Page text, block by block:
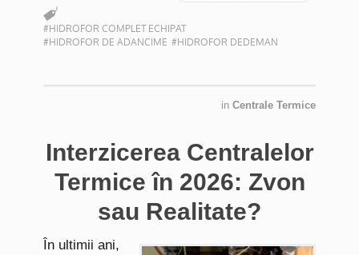
#HIDROFOR COMPLET ECHIPAT
#HIDROFOR DE ADANCIME #HIDROFOR DEDEMAN
in Centrale Termice
Interzicerea Centralelor
Termice în 2026: Zvon
sau Realitate?
În ultimii ani,